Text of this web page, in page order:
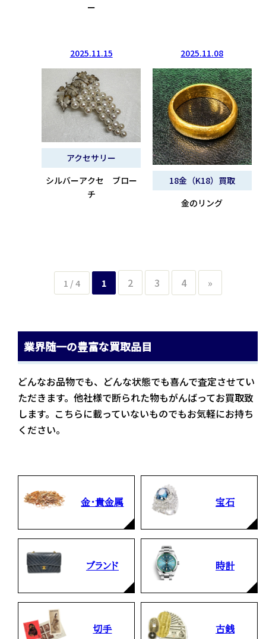
ー
2025.11.15
アクセサリー
シルバーアクセ ブロー
チ
2025.11.08
18金（K18）買取
金のリング
1 / 4 1 2 3 4 »
業界随一の豊富な買取品目
どんなお品物でも、どんな状態でも喜んで査定させてい
ただきます。他社様で断られた物もがんばってお買取致
します。こちらに載っていないものでもお気軽にお持ち
ください。
金・貴金属 宝石
ブランド 時計
切手 古銭